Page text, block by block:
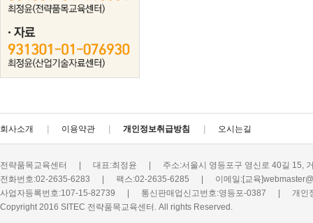
회사소개 이용약관 개인정보취급방침 오시는길
전략품목교육센터 대표:최정윤
주소:서울시 영등포구 영신로 40길 15,
전화번호:02-2635-6283
팩스:02-2635-6285
이메일:[교육
사업자등록번호:107-15-82739
통신판매업신고번호:영등포-0387
개인
Copyright 2016 SITEC 전략품목교육센터. All rights Reserved.